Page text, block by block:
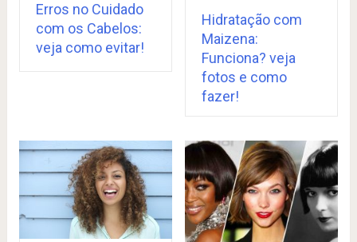
Erros no Cuidado
com os Cabelos:
veja como evitar!
Hidratação com
Maizena:
Funciona? veja
fotos e como
fazer!